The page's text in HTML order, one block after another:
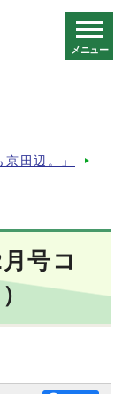
メニュー
田辺。」
号コ